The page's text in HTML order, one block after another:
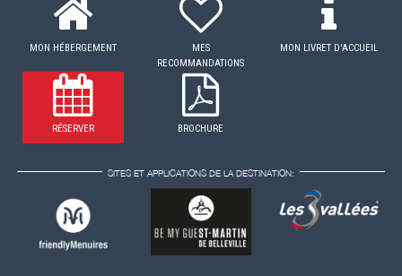
MON HÉBERGEMENT
MES
RECOMMANDATIONS
MON LIVRET D'ACCUEIL
RÉSERVER BROCHURE
SITES ET APPLICATIONS DE LA DESTINATION: